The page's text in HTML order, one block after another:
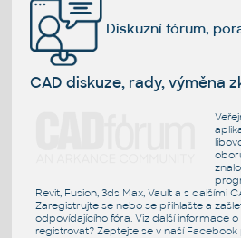
Diskuzní fórum,
CAD diskuze, rady, výměna
Revit, Fusion, 3ds Max, Vault a s dalšími
Zaregistrujte se nebo se přihlašte a
odpovídajícího fóra. Viz další informace o
registrovat? Zeptejte se v naší